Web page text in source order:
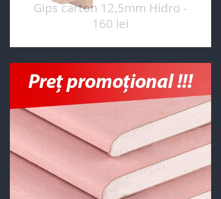
Gips carton 12,5mm Hidro -
160 lei